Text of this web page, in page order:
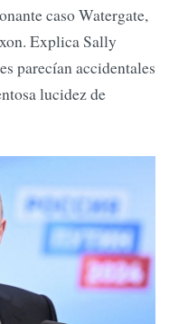
caso Watergate,
Explica Sally
parecían accidentales
lucidez de